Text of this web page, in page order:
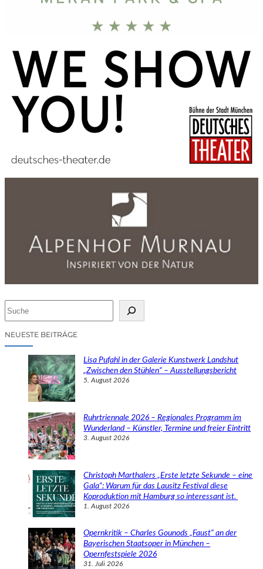
cNEUESTE BEITRÄGE
Lisa Pufahl in der Galerie Kunstwerk Landshut
„Zwischen den Stühlen“ – Ausstellungsbericht
5. August 2026
Ruhrtriennale 2026 – Regionales Programm im
Wunderland – Künstler, Termine und freier Eintritt
3. August 2026
Christoph Marthalers „Erste letzte Sekunde – eine
Gala“: Warum für das Lausitz Festival diese
Koproduktion mit Hamburg so interessant ist.
1. August 2026
Opernkritik – Charles Gounods „Faust“ an der
Bayerischen Staatsoper in München –
Opernfestspiele 2026
31. Juli 2026